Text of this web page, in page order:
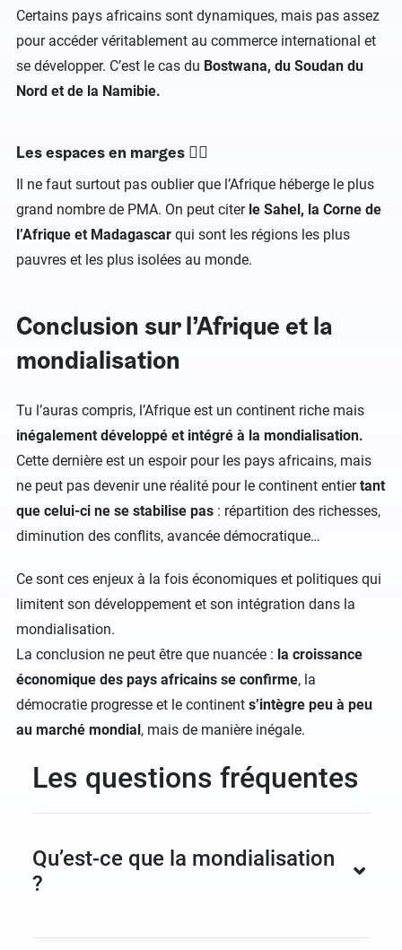
Certains pays africains sont dynamiques, mais pas assez
pour accéder véritablement au commerce international et
se développer. C’est le cas du Bostwana, du Soudan du
Nord et de la Namibie.
Les espaces en marges 👎🏼
Il ne faut surtout pas oublier que l’Afrique héberge le plus
grand nombre de PMA. On peut citer le Sahel, la Corne de
l’Afrique et Madagascar qui sont les régions les plus
pauvres et les plus isolées au monde.
Conclusion sur l’Afrique et la
mondialisation
Tu l’auras compris, l’Afrique est un continent riche mais
inégalement développé et intégré à la mondialisation.
Cette dernière est un espoir pour les pays africains, mais
ne peut pas devenir une réalité pour le continent entiertant
que celui-ci ne se stabilise pas : répartition des richesses,
diminution des conflits, avancée démocratique…
Ce sont ces enjeux à la fois économiques et politiques qui
limitent son développement et son intégration dans la
mondialisation.
La conclusion ne peut être que nuancée : la croissance
économique des pays africains se confirme, la
démocratie progresse et le continent s’intègre peu à peu
au marché mondial, mais de manière inégale.
Les questions fréquentes
Qu’est-ce que la mondialisation
?
échanges internationaux de biens, de capitaux